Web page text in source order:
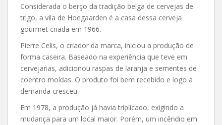
Considerada o berço da tradição belga de cervejas de
trigo, a vila de Hoegaarden é a casa dessa cerveja
gourmet criada em 1966.
Pierre Celis, o criador da marca, iniciou a produção de
forma caseira. Baseado na experiência que teve em
cervejarias, adicionou raspas de laranja e sementes de
coentro moídas. O produto foi bem recebido e logo a
demanda cresceu.
Em 1978, a produção já havia triplicado, exigindo a
mudança para um local maior. Porém, um incêndio em